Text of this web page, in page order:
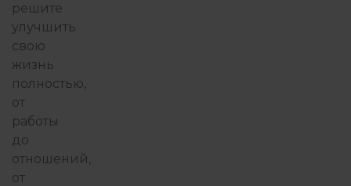
решите
улучшить
свою
жизнь
полностью,
от
работы
до
отношений,
от